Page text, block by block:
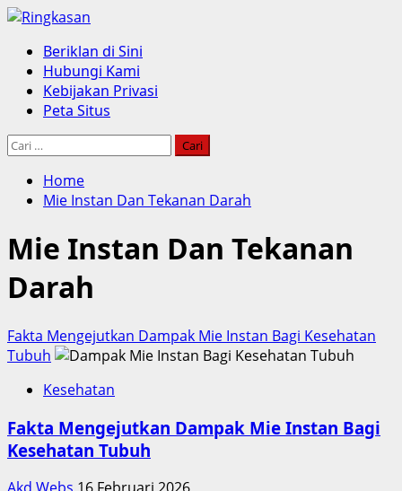
Skip
content
Primary
Menu
Beriklan di Sini
Hubungi Kami
Kebijakan Privasi
Peta Situs
Cari
Home
Mie Instan Dan Tekanan Darah
Mie Instan Dan Tekanan
Darah
Fakta Mengejutkan Dampak Mie Instan Bagi Kesehatan
Tubuh
Kesehatan
Fakta Mengejutkan Dampak Mie Instan Bagi
Kesehatan Tubuh